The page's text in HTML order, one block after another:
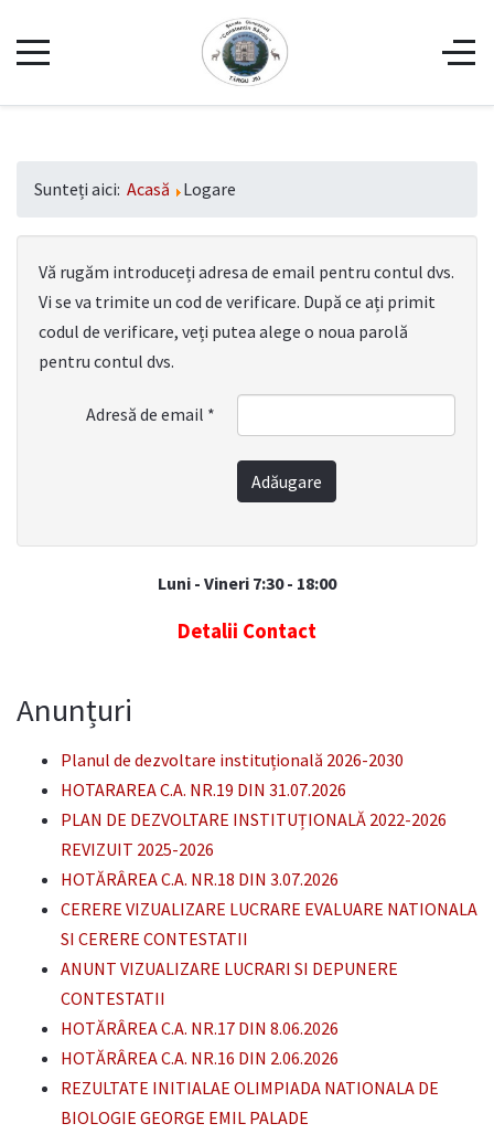
Sunteți aici: Acasă Logare
Vă rugăm introduceți adresa de email pentru contul dvs.
Vi se va trimite un cod de verificare. După ce ați primit
codul de verificare, veți putea alege o noua parolă
pentru contul dvs.
Adresă de email *
Adăugare
Luni - Vineri 7:30 - 18:00
Detalii Contact
Anunțuri
Planul de dezvoltare instituțională 2026-2030
HOTARAREA C.A. NR.19 DIN 31.07.2026
PLAN DE DEZVOLTARE INSTITUȚIONALĂ 2022-2026
REVIZUIT 2025-2026
HOTĂRÂREA C.A. NR.18 DIN 3.07.2026
CERERE VIZUALIZARE LUCRARE EVALUARE NATIONALA
SI CERERE CONTESTATII
ANUNT VIZUALIZARE LUCRARI SI DEPUNERE
CONTESTATII
HOTĂRÂREA C.A. NR.17 DIN 8.06.2026
HOTĂRÂREA C.A. NR.16 DIN 2.06.2026
REZULTATE INITIALAE OLIMPIADA NATIONALA DE
BIOLOGIE GEORGE EMIL PALADE